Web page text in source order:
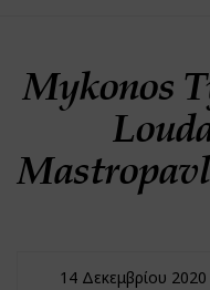
Mykonos
14 Δεκεμβρίου 2020